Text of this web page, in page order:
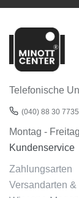
Telefonische
(040) 88 30 7735
Montag -
Kundenservice
Zahlungsarten
Versandarten &